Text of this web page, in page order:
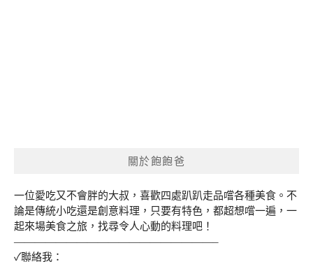
關於飽飽爸
一位愛吃又不會胖的大叔，喜歡四處趴趴走品嚐各種美食。不
論是傳統小吃還是創意料理，只要有特色，都超想嚐一遍，一
起來場美食之旅，找尋令人心動的料理吧！
———————————————————–
✓聯絡我：